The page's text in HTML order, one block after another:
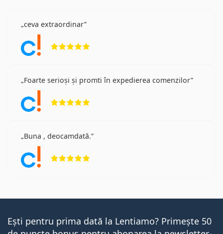
ceva extraordinar
Foarte serioși și promti în expedierea comenzilor
Buna , deocamdată.
Ești pentru prima dată la Lentiamo? Primește 50